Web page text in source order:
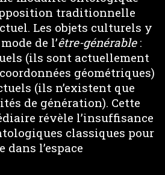
traditionnelle
Les objets culturels y
de l’être-générable:
(ils sont actuellement
géométriques)
(ils n’existent que
de génération). Cette
révèle l’insuffisance
classiques pour
dans l’espace